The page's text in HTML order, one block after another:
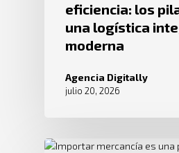
eficiencia: los
una logística
moderna
Agencia Digitally
julio 20, 2026